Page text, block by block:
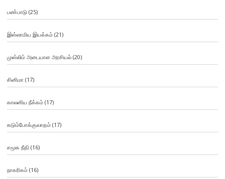
பண்பாடு(25)
இஸ்லாமிய இயக்கம்(21)
முஸ்லிம் அடையாள அரசியல்(20)
சினிமா (17)
காலனிய நீக்கம்(17)
கடும்போக்குவாதம்(17)
சமூக நீதி (16)
நாகரிகம்(16)